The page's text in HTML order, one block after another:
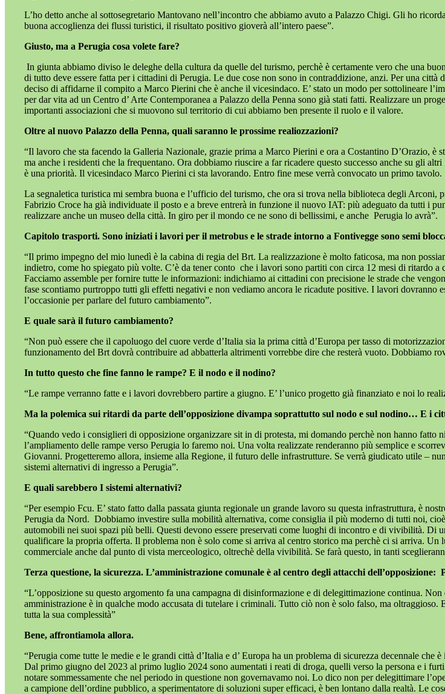
L’ho detto anche al sottosegretario Mantovano nell’incontro che abbiamo avuto a Palazzo Chigi. Gli ho
buona accoglienza dei flussi turistici, il risultato positivo gioverà all’intero paese”.
Giusto, ma a Perugia cosa volete fare?
In giunta abbiamo diviso le deleghe della cultura da quelle del turismo, perchè è certamente vero che una
di tutto deve essere fatta per i cittadini di Perugia. Le due cose non sono in contraddizione, anzi. Per una città
deciso di affidarne il compito a Marco Pierini che è anche il vicesindaco. E’ stato un modo per sottolineare
per dar vita ad un Centro d’ Arte Contemporanea a Palazzo della Penna sono già stati fatti. Realizzare un
importanti associazioni che si muovono sul territorio di cui abbiamo ben presente il ruolo e il valore.
Oltre al nuovo Palazzo della Penna, quali saranno le prossime realiozzazioni?
“Il lavoro che sta facendo la Galleria Nazionale, grazie prima a Marco Pierini e ora a Costantino D’Orazio, è
ma anche i residenti che la frequentano. Ora dobbiamo riuscire a far ricadere questo successo anche su gli
è una priorità. Il vicesindaco Marco Pierini ci sta lavorando. Entro fine mese verrà convocato un primo tavolo.
La segnaletica turistica mi sembra buona e l’ufficio del turismo, che ora si trova nella biblioteca degli
Fabrizio Croce ha già individuate il posto e a breve entrerà in funzione il nuovo IAT: più adeguato da tutti i
realizzare anche un museo della città. In giro per il mondo ce ne sono di bellissimi, e anche Perugia lo avrà”.
Capitolo trasporti. Sono iniziati i lavori per il metrobus e le strade intorno a Fontivegge sono semi
“Il primo impegno del mio lunedì è la cabina di regia del Brt. La realizzazione è molto faticosa, ma non
indietro, come ho spiegato più volte. C’è da tener conto che i lavori sono partiti con circa 12 mesi di ritardo a
Facciamo assemble per fornire tutte le informazioni: indichiamo ai cittadini con precisione le strade che
fase scontiamo purtroppo tutti gli effetti negativi e non vediamo ancora le ricadute positive. I lavori dovranno
l’occasionie per parlare del futuro cambiamento”.
E quale sarà il futuro cambiamento?
“Non può essere che il capoluogo del cuore verde d’Italia sia la prima città d’Europa per tasso di
funzionamento del Brt dovrà contribuire ad abbatterla altrimenti vorrebbe dire che resterà vuoto. Dobbiamo
In tutto questo che fine fanno le rampe? E il nodo e il nodino?
“Le rampe verranno fatte e i lavori dovrebbero partire a giugno. E’ l’unico progetto già finanziato e noi lo
Ma la polemica sui ritardi da parte dell’opposizione divampa soprattutto sul nodo e sul nodino… E i
“Quando vedo i consiglieri di opposizione organizzare sit in di protesta, mi domando perchè non hanno fatto
l’ampliamento delle rampe verso Perugia lo faremo noi. Una volta realizzate renderanno più semplice e
Giovanni. Progetteremo allora, insieme alla Regione, il futuro delle infrastrutture. Se verrà giudicato utile –
sistemi alternativi di ingresso a Perugia”.
E quali sarebbero I sistemi alternativi?
“Per esempio Fcu. E’ stato fatto dalla passata giunta regionale un grande lavoro su questa infrastruttura, è
Perugia da Nord. Dobbiamo investire sulla mobilità alternativa, come consiglia il più moderno di tutti noi,
automobili nei suoi spazi più belli. Questi devono essere preservati come luoghi di incontro e di vivibilità. Di
qualificare la propria offerta. Il problema non è solo come si arriva al centro storico ma perchè ci si arriva.
commerciale anche dal punto di vista merceologico, oltrechè della vivibilità. Se farà questo, in tanti
Terza questione, la sicurezza. L’amministrazione comunale è al centro degli attacchi dell’opposizione:
“L’opposizione su questo argomento fa una campagna di disinformazione e di delegittimazione continua.
amministrazione è in qualche modo accusata di tutelare i criminali. Tutto ciò non è solo falso, ma
tutta la sua complessità”
Bene, affrontiamola allora.
“Perugia come tutte le medie e le grandi città d’Italia e d’ Europa ha un problema di sicurezza decennale
Dal primo giugno del 2023 al primo luglio 2024 sono aumentati i reati di droga, quelli verso la persona e i
notare sommessamente che nel periodo in questione non governavamo noi. Lo dico non per delegittimare
a campione dell’ordine pubblico, a sperimentatore di soluzioni super efficaci, è ben lontano dalla realtà. Le